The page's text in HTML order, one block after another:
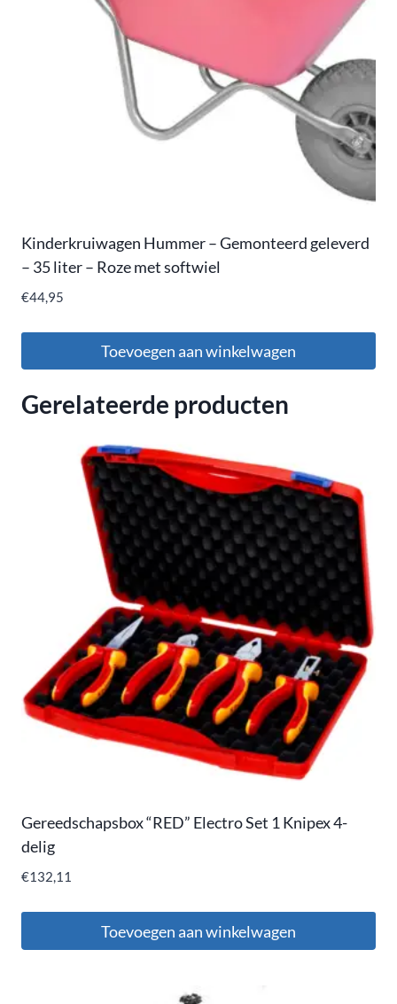
Kinderkruiwagen Hummer – Gemonteerd geleverd
– 35 liter – Roze met softwiel
€44,95
Toevoegen aan winkelwagen
Gerelateerde producten
Gereedschapsbox “RED” Electro Set 1 Knipex 4-
delig
€132,11
Toevoegen aan winkelwagen